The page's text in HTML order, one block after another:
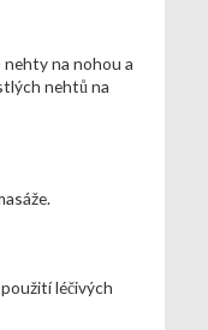
nehty na nohou a
nehtů na
léčivých